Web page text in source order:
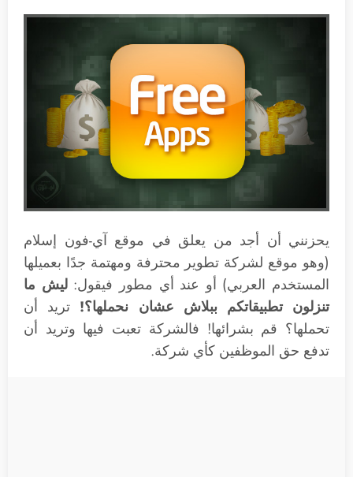
يحزنني أن أجد من يعلق في موقع آي-فون إسلام
(وهو موقع لشركة تطوير محترفة ومهتمة جدًا بعميلها
المستخدم العربي) أو عند أي مطور فيقول:ليش ما
تنزلون تطبيقاتكم ببلاش عشان نحملها؟! تريد أن
تحملها؟ قم بشرائها! فالشركة تعبت فيها وتريد أن
تدفع حق الموظفين كأي شركة.